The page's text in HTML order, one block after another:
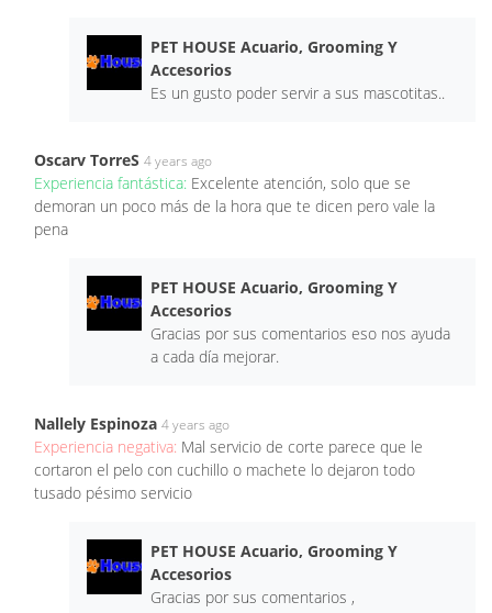
PET HOUSE Acuario, Grooming Y
Accesorios
Es un gusto poder servir a sus mascotitas..
Oscarv TorreS 4 years ago
Experiencia fantástica: Excelente atención, solo que se
demoran un poco más de la hora que te dicen pero vale la
pena
PET HOUSE Acuario, Grooming Y
Accesorios
Gracias por sus comentarios eso nos ayuda
a cada día mejorar.
Nallely Espinoza 4 years ago
Experiencia negativa: Mal servicio de corte parece que le
cortaron el pelo con cuchillo o machete lo dejaron todo
tusado pésimo servicio
PET HOUSE Acuario, Grooming Y
Accesorios
Gracias por sus comentarios ,